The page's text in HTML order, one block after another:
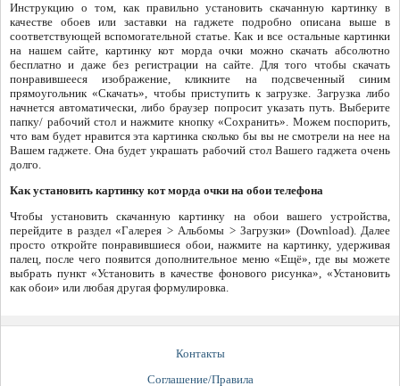
Инструкцию о том, как правильно установить скачанную картинку в
качестве обоев или заставки на гаджете подробно описана выше в
соответствующей вспомогательной статье. Как и все остальные картинки
на нашем сайте, картинку кот морда очки можно скачать абсолютно
бесплатно и даже без регистрации на сайте. Для того чтобы скачать
понравившееся изображение, кликните на подсвеченный синим
прямоугольник «Скачать», чтобы приступить к загрузке. Загрузка либо
начнется автоматически, либо браузер попросит указать путь. Выберите
папку/ рабочий стол и нажмите кнопку «Сохранить». Можем поспорить,
что вам будет нравится эта картинка сколько бы вы не смотрели на нее на
Вашем гаджете. Она будет украшать рабочий стол Вашего гаджета очень
долго.
Как установить картинку кот морда очки на обои телефона
Чтобы установить скачанную картинку на обои вашего устройства,
перейдите в раздел «Галерея > Альбомы > Загрузки» (Download). Далее
просто откройте понравившиеся обои, нажмите на картинку, удерживая
палец, после чего появится дополнительное меню «Ещё», где вы можете
выбрать пункт «Установить в качестве фонового рисунка», «Установить
как обои» или любая другая формулировка.
Контакты
Соглашение/Правила